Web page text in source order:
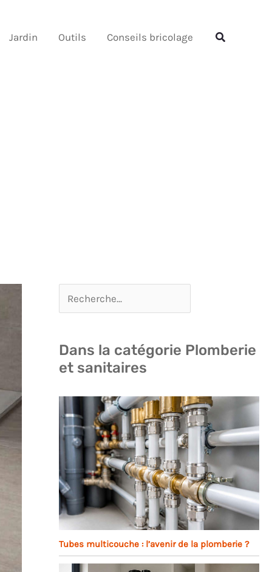
Jardin Outils Conseils bricolage Rechercher
Dans la catégorie Plomberie
et sanitaires
Tubes multicouche : l’avenir de la plomberie ?